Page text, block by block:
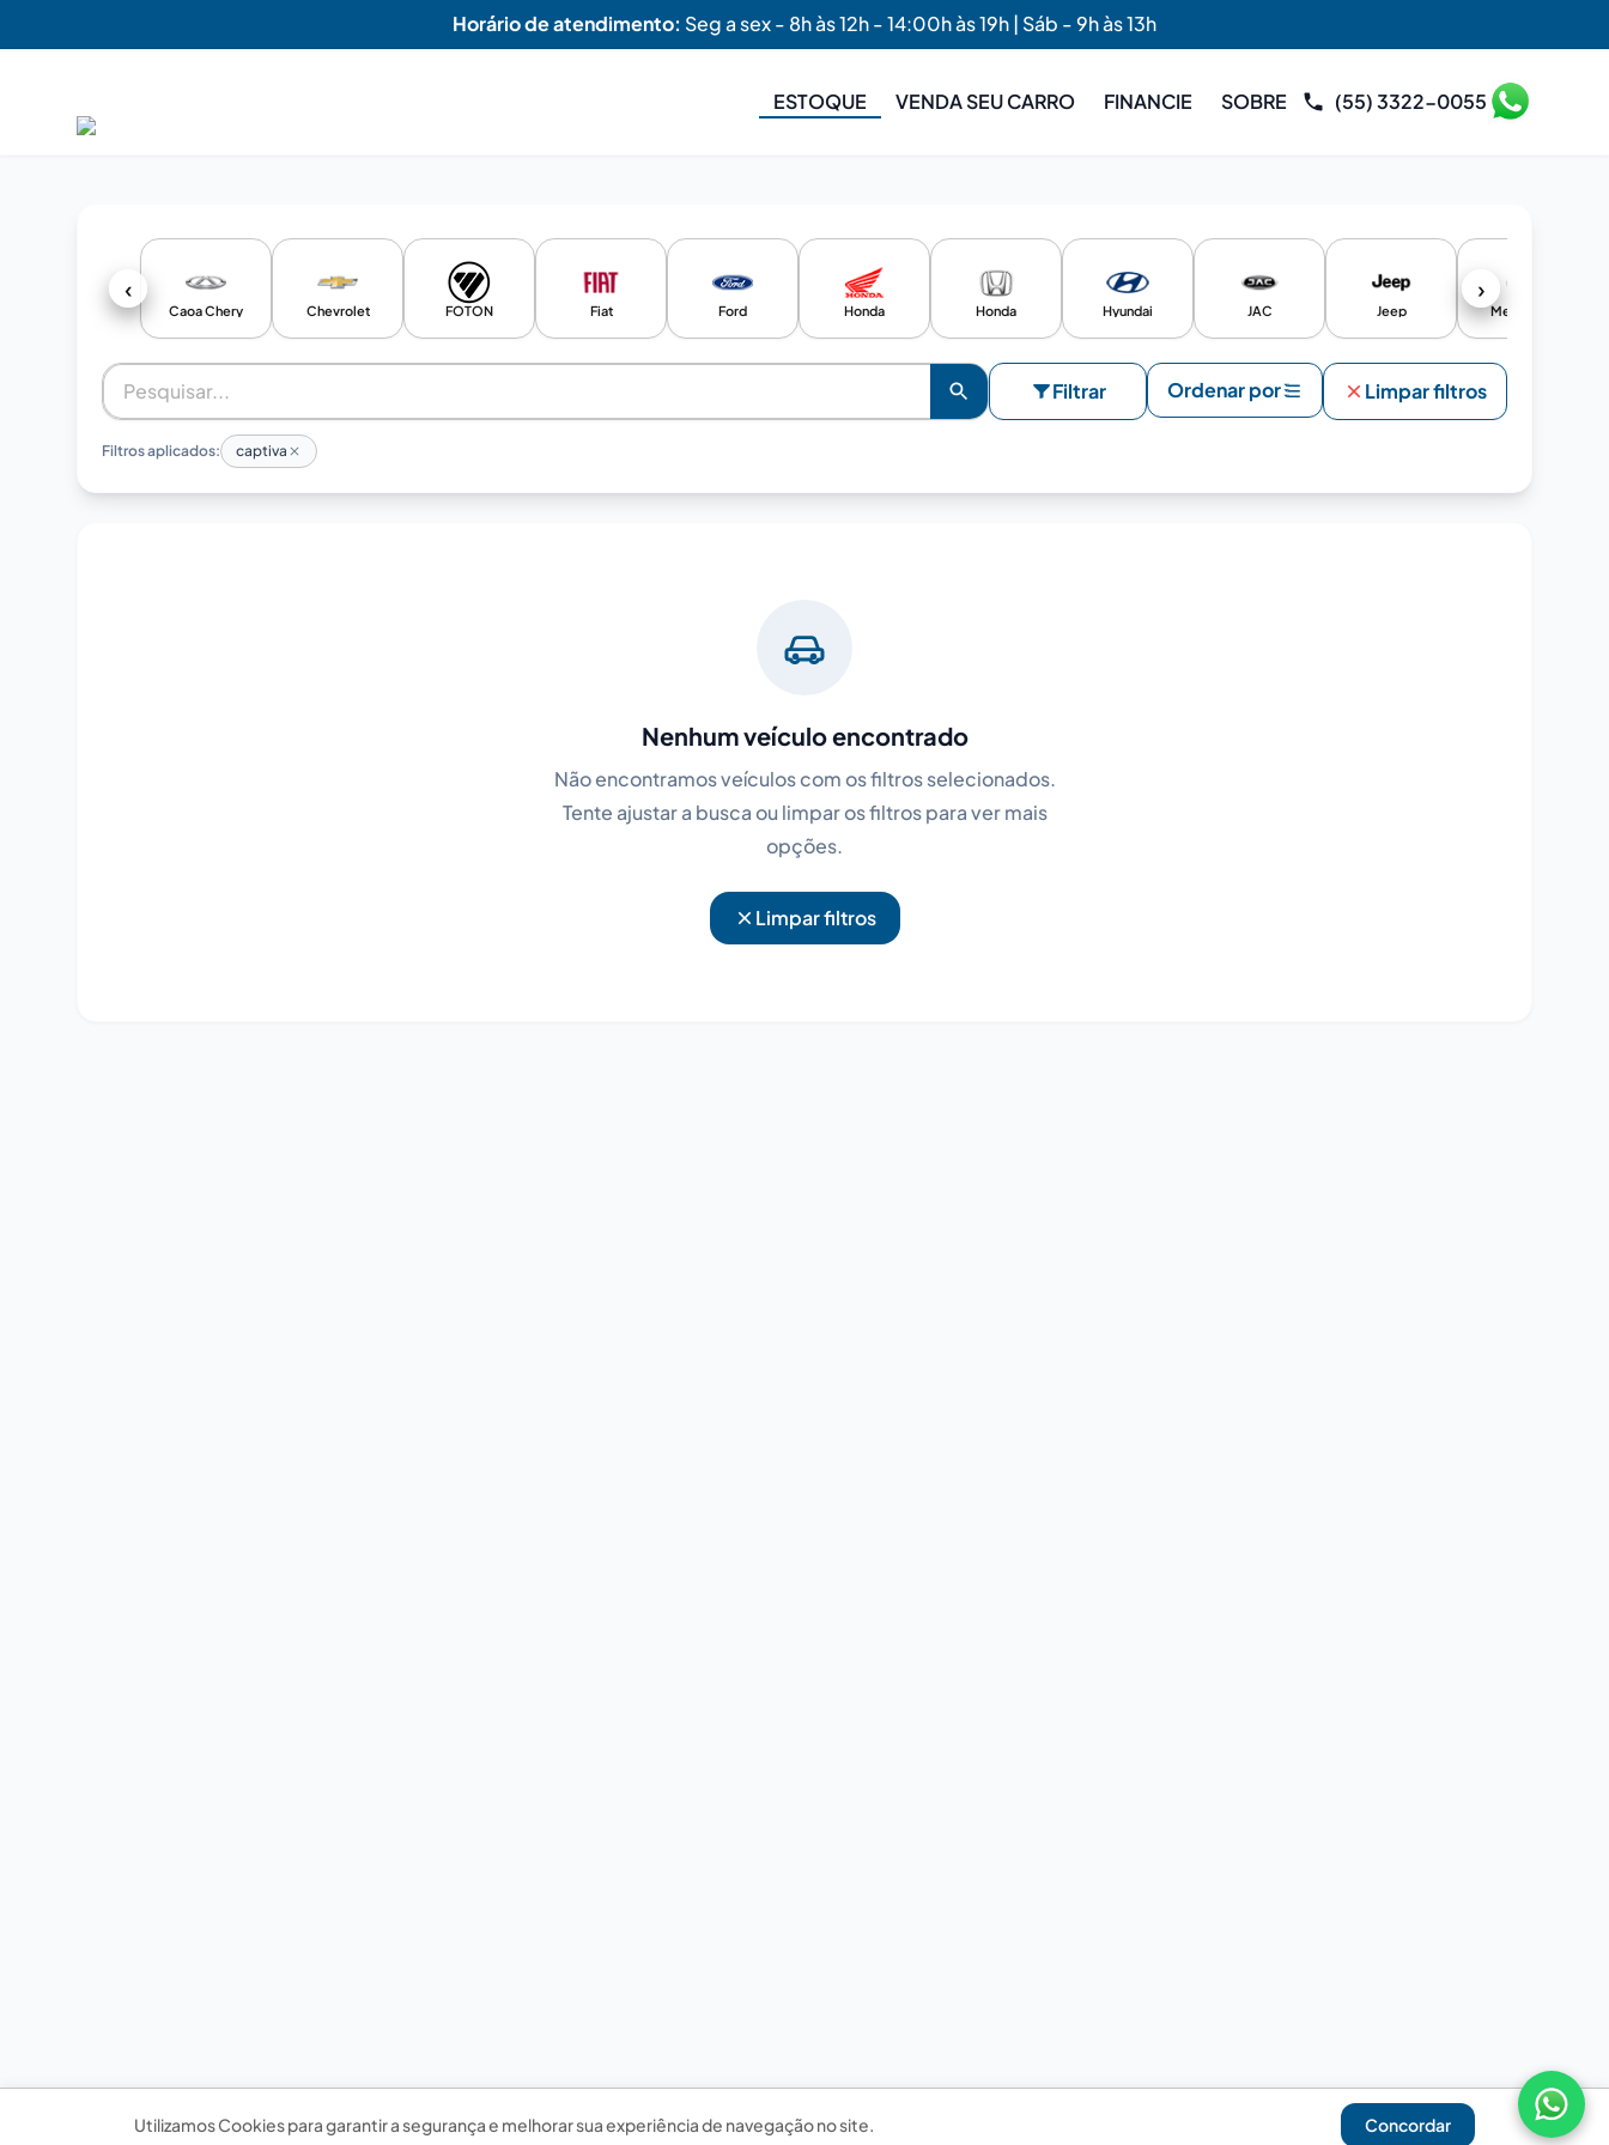
Horário de atendimento: Seg a sex - 8h às 12h - 14:00h às 19h | Sáb - 9h às 13h
ESTOQUE VENDA SEU CARRO FINANCIE SOBRE (55) 3322-0055
‹ ›
Caoa Chery Chevrolet FOTON Fiat Ford Honda Honda Hyundai JAC Jeep Mercedes
Filtrar Ordenar por Limpar filtros
Filtros aplicados: captiva
Nenhum veículo encontrado
Não encontramos veículos com os filtros selecionados.
Tente ajustar a busca ou limpar os filtros para ver mais
opções.
Limpar filtros
Utilizamos Cookies para garantir a segurança e melhorar sua experiência de navegação no site. Concordar